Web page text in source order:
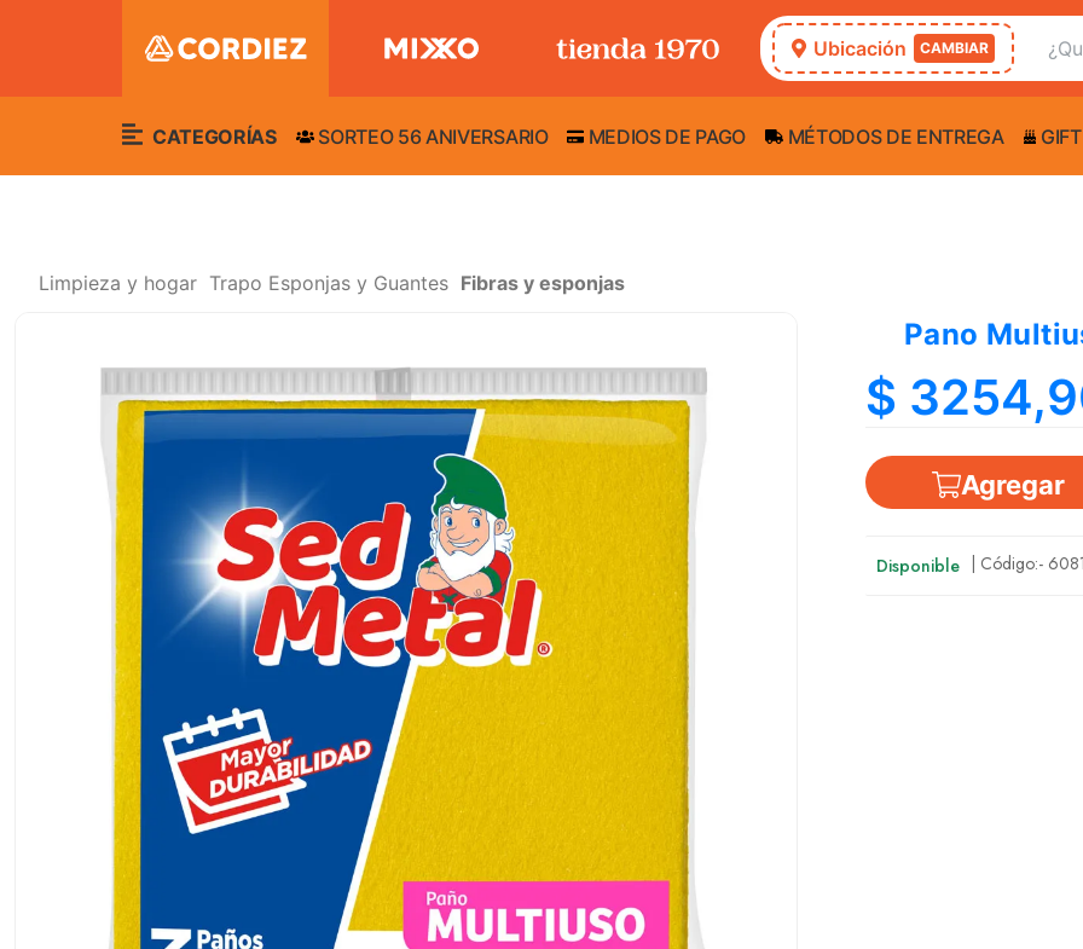
Ubicación CAMBIAR
CATEGORÍAS SORTEO 56 ANIVERSARIO MEDIOS DE PAGO MÉTODOS DE ENTREGA
Limpieza y hogar Trapo Esponjas y Guantes Fibras y esponjas
Pano
$
Agregar
Disponible | Código:-